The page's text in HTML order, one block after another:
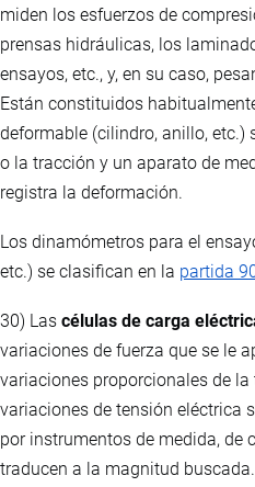
miden los esfuerzos de
prensas hidráulicas, los
ensayos, etc., y, en su caso,
Están constituidos
deformable (cilindro, anillo, etc.)
o la tracción y un aparato de
registra la deformación.
Los dinamómetros para el
etc.) se clasifican en la partida
30) Las células de carga
variaciones de fuerza que se le
variaciones proporcionales de
variaciones de tensión eléctrica
por instrumentos de medida, de
traducen a la magnitud buscada.